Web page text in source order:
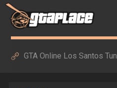
GTA Online Los Santos